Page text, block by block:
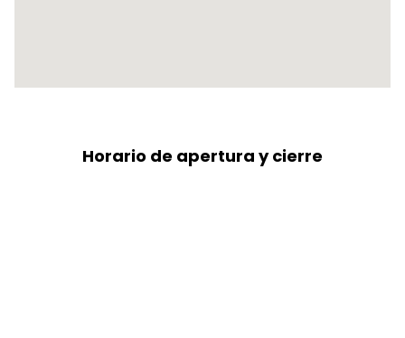
Horario de apertura y cierre